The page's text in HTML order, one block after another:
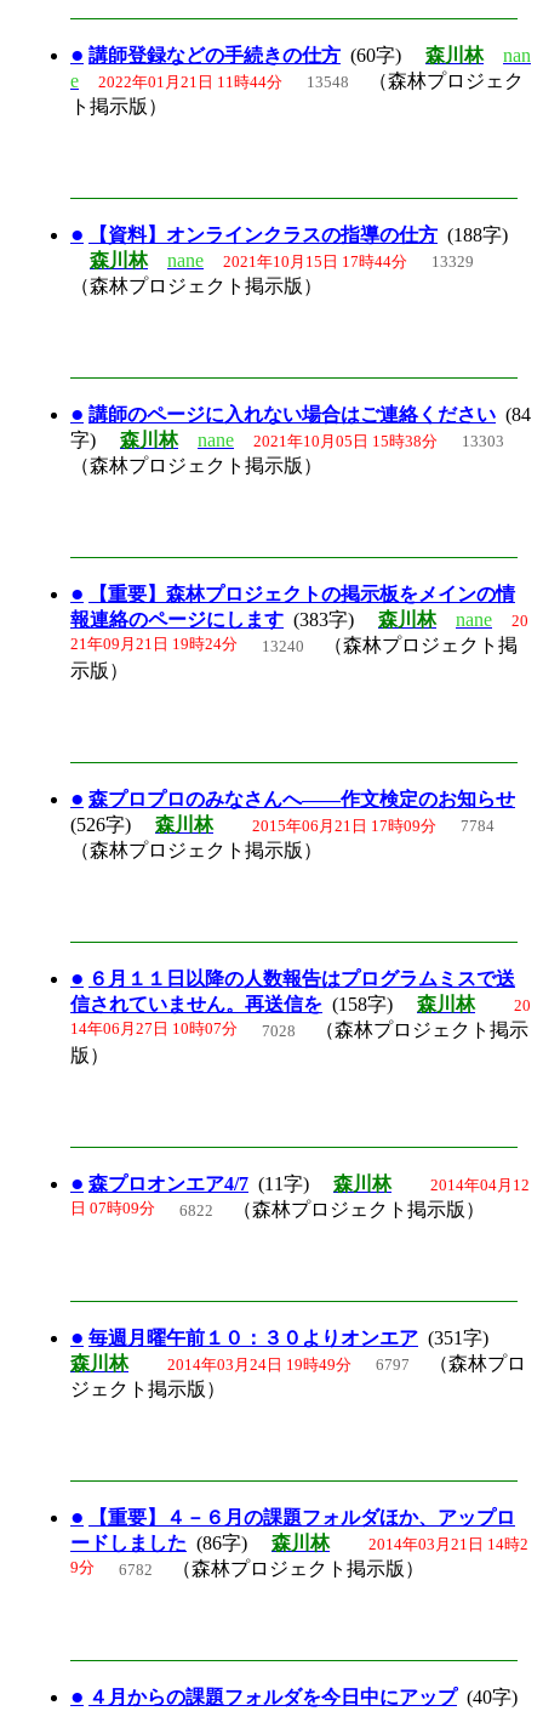
● 講師登録などの手続きの仕方 (60字) 森川林
nan
e
2022年01月21日 11時44分 13548
（森林プロジェク
ト掲示版）
● 【資料】オンラインクラスの指導の仕方 (188字)
森川林
nane 2021年10月15日 17時44分 13329
（森林プロジェクト掲示版）
● 講師のページに入れない場合はご連絡ください (84
字) 森川林 nane 2021年10月05日 15時38分 13303
（森林プロジェクト掲示版）
●
【重要】森林プロジェクトの掲示板をメインの情
報連絡のページにします (383字) 森川林 nane 20
21年09月21日 19時24分 13240
（森林プロジェクト掲
示版）
● 森プロプロのみなさんへ――作文検定のお知らせ
(526字) 森川林 2015年06月21日 17時09分 7784
（森林プロジェクト掲示版）
● ６月１１日以降の人数報告はプログラムミスで送
信されていません。再送信を (158字) 森川林 20
14年06月27日 10時07分 7028
（森林プロジェクト掲示
版）
● 森プロオンエア4/7 (11字) 森川林 2014年04月12
日 07時09分 6822 （森林プロジェクト掲示版）
● 毎週月曜午前１０：３０よりオンエア (351字)
森川林
2014年03月24日 19時49分 6797
（森林プロ
ジェクト掲示版）
●
【重要】４－６月の課題フォルダほか、アップロ
ードしました (86字) 森川林 2014年03月21日 14時2
9分 6782 （森林プロジェクト掲示版）
● ４月からの課題フォルダを今日中にアップ(40字)